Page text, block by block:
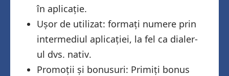
în aplicație.
Ușor de utilizat: formați numere prin
intermediul aplicației, la fel ca dialer-
ul dvs. nativ.
Promoții și bonusuri: Primiți bonus